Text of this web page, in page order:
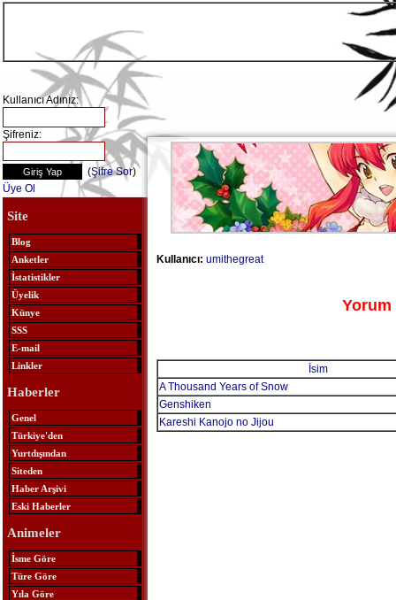
Kullanıcı Adınız:
Şifreniz:
(Şifre Sor)
Üye Ol
Site
Blog
Anketler
İstatistikler
Üyelik
Künye
SSS
E-mail
Linkler
Haberler
Genel
Türkiye'den
Yurtdışından
Siteden
Haber Arşivi
Eski Haberler
Animeler
İsme Göre
Türe Göre
Yıla Göre
Kullanıcı: umithegreat
Yorum
İsim
A Thousand Years of Snow
Genshiken
Kareshi Kanojo no Jijou